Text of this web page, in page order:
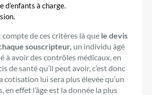
d’enfants à charge.
compte de ces critères là que le devis
souscripteur, un individu âgé
à avoir des contrôles médicaux, en
de santé qu’il peut avoir, c’est donc
cotisation lui sera plus élevée qu’un
en effet l’âge est la donnée la plus